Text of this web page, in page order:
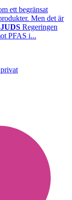
ett begränsat
Men det är
Regeringen
PFAS i...